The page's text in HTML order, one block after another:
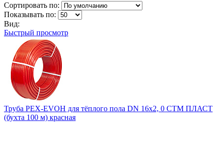
Сортировать по:
Показывать по:
Вид:
Быстрый просмотр
Труба PEX-EVOH для тёплого пола DN 16х2, 0 СТМ ПЛАСТ
(бухта 100 м) красная